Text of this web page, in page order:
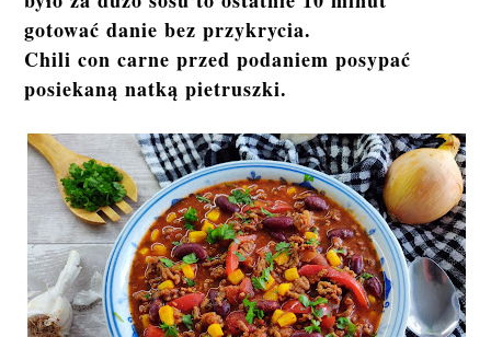
gotować danie bez przykrycia.
Chili con carne przed podaniem posypać
posiekaną natką pietruszki.